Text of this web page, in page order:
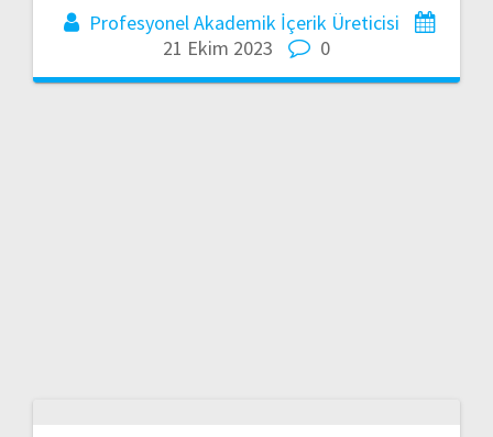
Profesyonel Akademik İçerik Üreticisi
21 Ekim 2023
0